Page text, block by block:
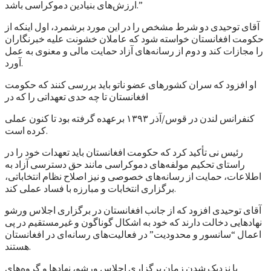
ارزش‌های بنیادین دموکراسی باشد.”
آقای توحیدی دو شرط مشخص را در این مورد برشمرد، اول اینکه از
حکومت افغانستان خواسته شود که عاملان خشونت علیه خبرنگاران
را مجازات کند و دوم از رسانه‌های آزاد حمایت مالی و معنوی به عمل
آورد.
او افزود که سران کشورهای عضو ناتو باید بررسی کنند که حکومت
افغانستان تا چه حدی تعهداتی را که در
کنفرانس لندن در قوس/آذر ۱۳۹۳ برعهده گرفته بود تا کنون عملی
کرده است.
رئیس نی تأکید کرد که حکومت افغانستان باید تعهدات خود را در
راستای تحکیم مولفه‌های دموکراسی مانند حق دسترسی آزاد به
اطلاعات، حمایت از رسانه‌های خصوصی و نیز اصلاح نظام انتخاباتی،
برگزاری انتخابات و مبارزه با فساد عملی کند.
آقای توحیدی افزود که از جانب افغانستان در برگزاری اجلاس ورشو
نهادهایی دخالت دارند که خود به اشکال گوناگون و غیرمستقیم در پی
اعمال “سانسور و محدودیت” در فعالیت‌های رسانه‌ای در افغانستان
هستند.
با نزدیک شدن زمان برگزاری اجلاس ورشو، نهادها و گروه‌های